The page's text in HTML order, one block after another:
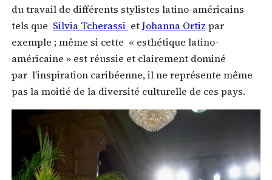
du travail de différents stylistes latino-américains
tels que Silvia Tcherassi etJohanna Ortiz par
exemple ; même si cette « esthétique latino-
américaine » est réussie et clairement dominé
par l’inspiration caribéenne, il ne représente même
pas la moitié de la diversité culturelle de ces pays.